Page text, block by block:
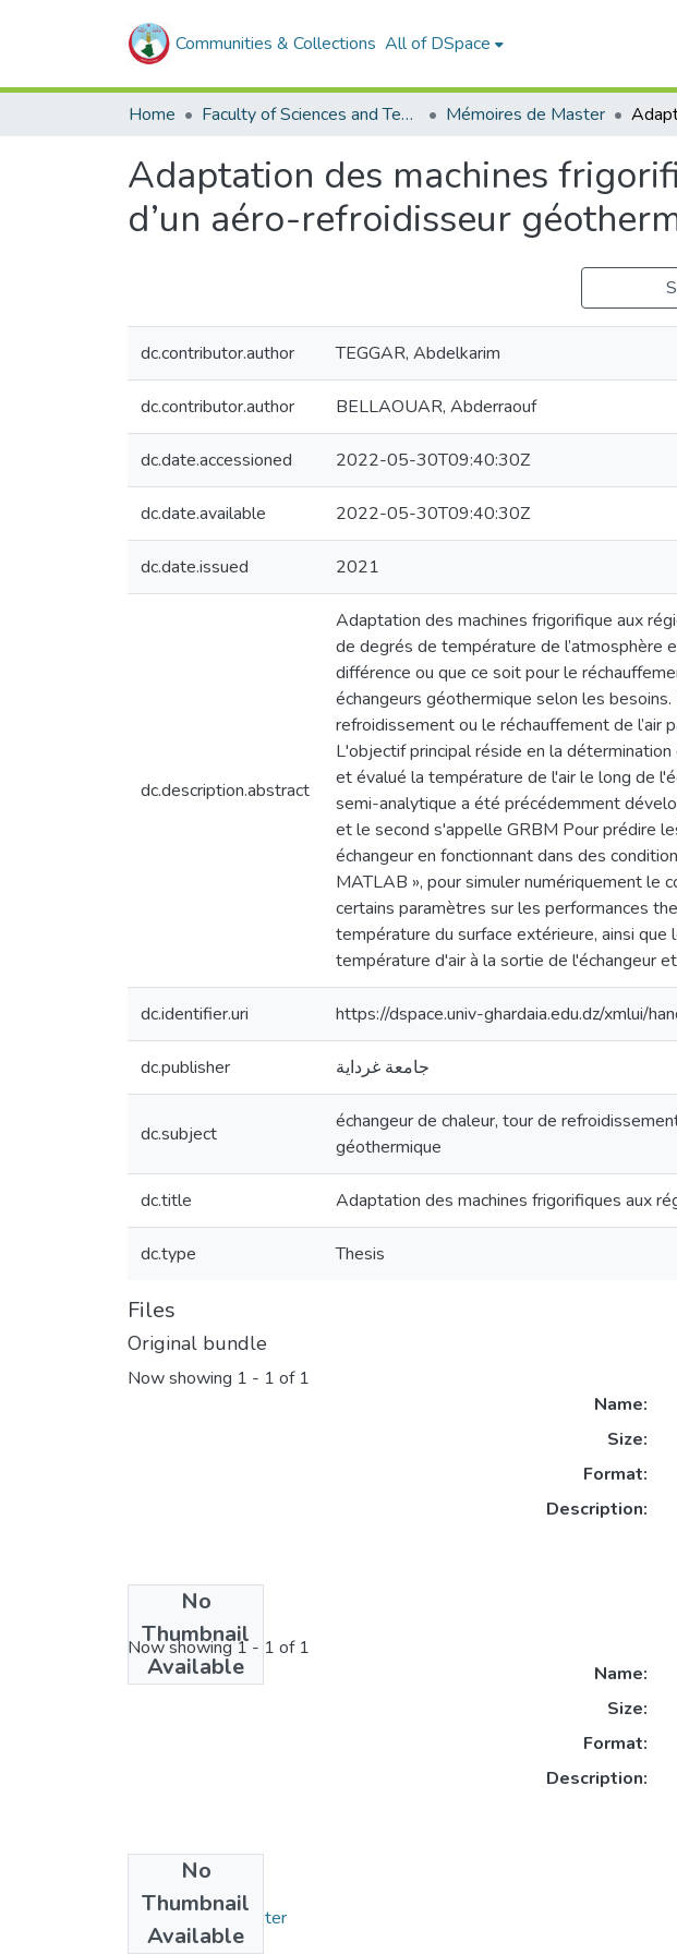
Communities & Collections All of DSpace
Home Faculty of Sciences and Technology Mémoires de Master
Adaptation des machines
d’un aéro-refroidisseur
dc.contributor.author TEGGAR, Abdelkarim
dc.contributor.author BELLAOUAR, Abderraouf
dc.date.accessioned 2022-05-30T09:40:30Z
dc.date.available 2022-05-30T09:40:30Z
dc.date.issued 2021
dc.description.abstract
Adaptation des machines frigorifique aux
de degrés de température de l’atmosphère
différence ou que ce soit pour le
échangeurs géothermique selon les
refroidissement ou le réchauffement de l’air
L'objectif principal réside en la
et évalué la température de l'air le long de
semi-analytique a été précédemment
et le second s'appelle GRBM Pour prédire
échangeur en fonctionnant dans des
MATLAB », pour simuler numériquement le
certains paramètres sur les performances
température du surface extérieure, ainsi que
température d'air à la sortie de l'échangeur
dc.identifier.uri https://dspace.univ-ghardaia.edu.dz/xmlui/
dc.publisher جامعة غرداية
dc.subject
échangeur de chaleur, tour de
géothermique
dc.title Adaptation des machines frigorifiques aux
dc.type Thesis
Files
Original bundle
Now showing 1 - 1 of 1
No
Thumbnail
Available
Name:
Size:
Format:
Description:
License bundle
Now showing1 - 1 of 1
No
Thumbnail
Available
Name:
Size:
Format:
Description:
Collections
Mémoires de Master